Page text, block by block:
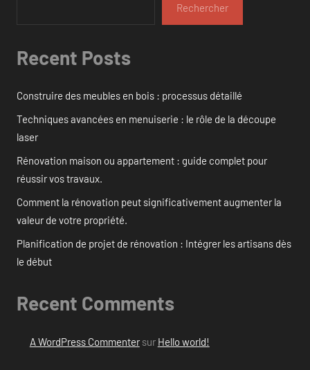
Rechercher
Recent Posts
Construire des meubles en bois : processus détaillé
Techniques avancées en menuiserie : le rôle de la découpe
laser
Rénovation maison ou appartement : guide complet pour
réussir vos travaux.
Comment la rénovation peut significativement augmenter la
valeur de votre propriété.
Planification de projet de rénovation : Intégrer les artisans dès
le début
Recent Comments
A WordPress Commentersur Hello world!